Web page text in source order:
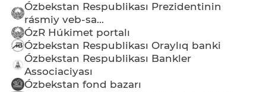
Ózbekstan Respublikası Prezidentinin
rásmiy veb-sa...
ÓzR Húkimet portalı
Ózbekstan Respublikası Oraylıq banki
Ózbekstan Respublikası Bankler
Associaciyası
Ózbekstan fond bazarı